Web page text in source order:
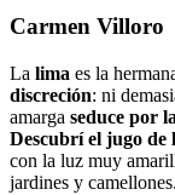
Carmen Villoro
La lima es la
discreción: ni
amarga seduce por
Descubrí el jugo de
con la luz muy
jardines y camellones.